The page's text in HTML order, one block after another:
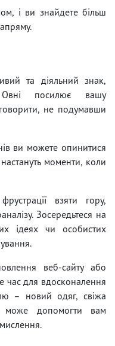
і ви знайдете більш
та діяльний знак,
посилює вашу
не подумавши
ви можете опинитися
моменти, коли
взяти гору,
Зосередьтеся на
ідеях чи особистих
веб-сайту або
час для вдосконалення
– новий одяг, свіжа
допомогти вам